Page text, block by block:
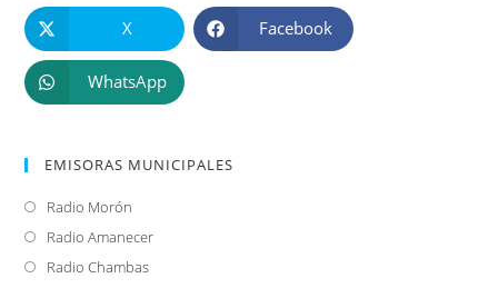
X Facebook
WhatsApp
EMISORAS MUNICIPALES
Radio Morón
abre
en
Radio AmanecerSe
Radio ChambasSe